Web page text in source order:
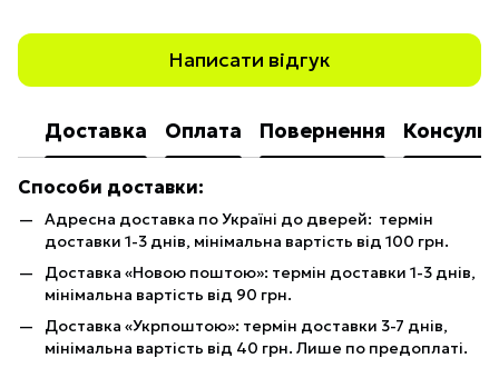
Написати відгук
Доставка Оплата Повернення
Способи доставки:
Адресна доставка по Україні до дверей: термін
доставки 1-3 днів, мінімальна вартість від 100 грн.
Доставка «Новою поштою»: термін доставки 1-3 днів,
мінімальна вартість від 90 грн.
Доставка «Укрпоштою»: термін доставки 3-7 днів,
мінімальна вартість від 40 грн. Лише по предоплаті.